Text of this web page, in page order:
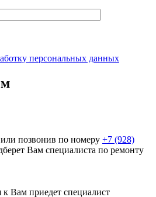
персональных данных
или позвонив по номеру +7 (928)
Вам специалиста по ремонту
Вам приедет специалист